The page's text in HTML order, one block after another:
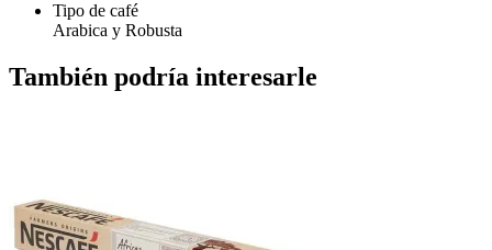
Tipo de café
Arabica y Robusta
También podría interesarle